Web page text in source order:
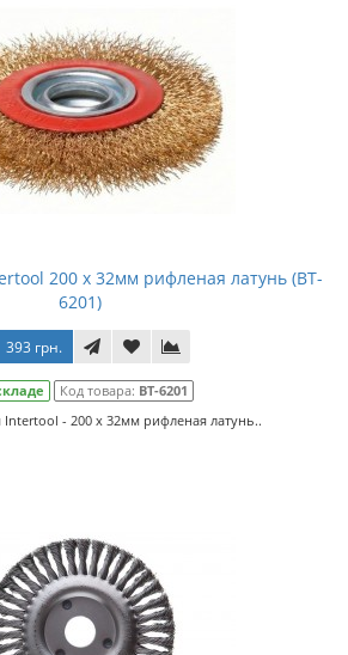
200 x 32мм рифленая латунь (BT-
6201)
393 грн.
Код товара: BT-6201
Intertool - 200 x 32мм рифленая латунь..